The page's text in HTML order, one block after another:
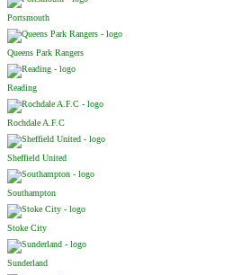
Portsmouth
Queens Park Rangers
Reading
Rochdale A.F.C
Sheffield United
Southampton
Stoke City
Sunderland